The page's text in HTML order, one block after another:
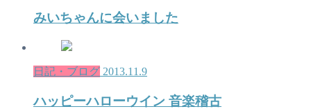
みいちゃんに会いました
日記・ブログ 2013.11.9
ハッピーハローウイン 音楽稽古